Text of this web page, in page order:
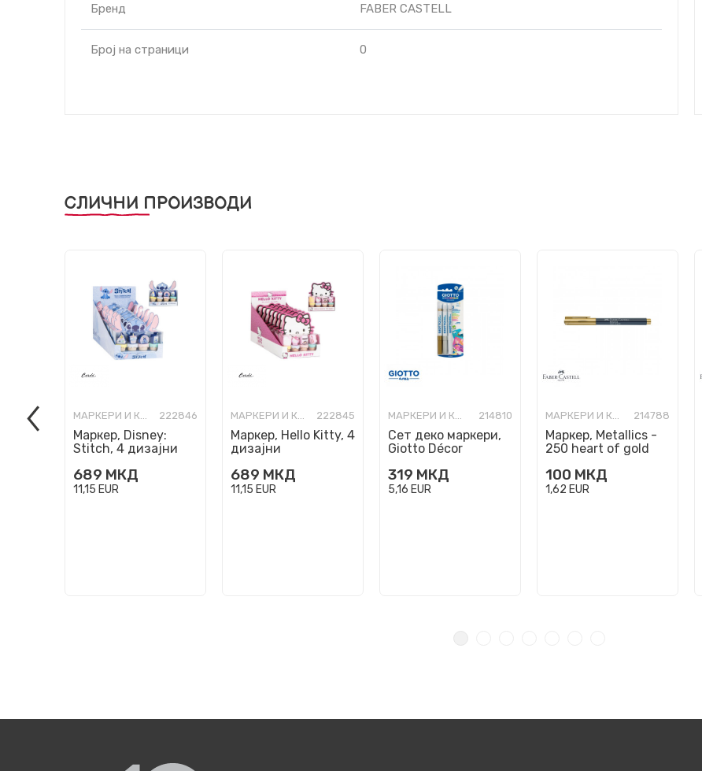
Бренд FABER CASTELL
Број на страници 0
СЛИЧНИ ПРОИЗВОДИ
МАРКЕРИ И КОРЕКТОРИ 222846
Маркер, Disney:
Stitch, 4 дизајни
689 МКД
11,15 EUR
МАРКЕРИ И КОРЕКТОРИ 222845
Маркер, Hello Kitty, 4
дизајни
689 МКД
11,15 EUR
МАРКЕРИ И КОРЕКТОРИ 214810
Сет деко маркери,
Giotto Décor
319 МКД
5,16 EUR
МАРКЕРИ И КОРЕКТОРИ 214788
Маркер, Metallics -
250 heart of gold
100 МКД
1,62 EUR